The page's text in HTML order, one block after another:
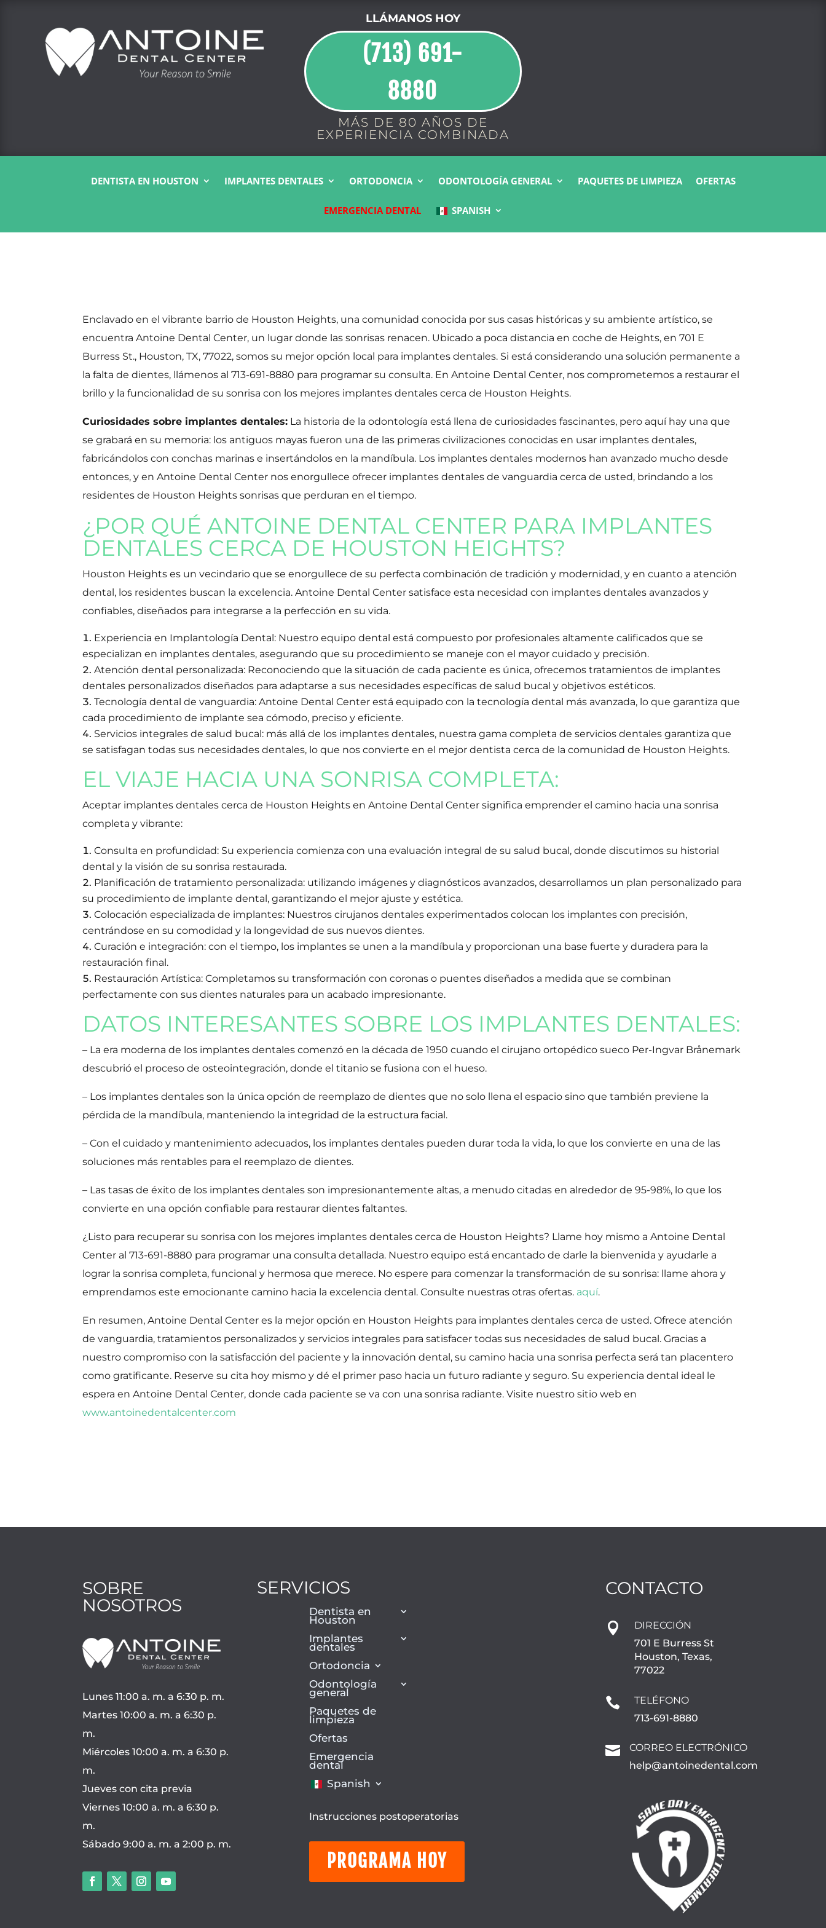
LLÁMANOS HOY
(713) 691-
8880
MÁS DE 80 AÑOS DE
EXPERIENCIA COMBINADA
DENTISTA EN HOUSTON IMPLANTES DENTALES ORTODONCIA ODONTOLOGÍA GENERAL PAQUETES DE LIMPIEZA OFERTAS
EMERGENCIA DENTAL SPANISH
Enclavado en el vibrante barrio de Houston Heights, una comunidad conocida por sus casas históricas y su ambiente artístico, se
encuentra Antoine Dental Center, un lugar donde las sonrisas renacen. Ubicado a poca distancia en coche de Heights, en 701 E
Burress St., Houston, TX, 77022, somos su mejor opción local para implantes dentales. Si está considerando una solución permanente a
la falta de dientes, llámenos al 713-691-8880 para programar su consulta. En Antoine Dental Center, nos comprometemos a restaurar el
brillo y la funcionalidad de su sonrisa con los mejores implantes dentales cerca de Houston Heights.
Curiosidades sobre implantes dentales: La historia de la odontología está llena de curiosidades fascinantes, pero aquí hay una que
se grabará en su memoria: los antiguos mayas fueron una de las primeras civilizaciones conocidas en usar implantes dentales,
fabricándolos con conchas marinas e insertándolos en la mandíbula. Los implantes dentales modernos han avanzado mucho desde
entonces, y en Antoine Dental Center nos enorgullece ofrecer implantes dentales de vanguardia cerca de usted, brindando a los
residentes de Houston Heights sonrisas que perduran en el tiempo.
¿POR QUÉ ANTOINE DENTAL CENTER PARA IMPLANTES
DENTALES CERCA DE HOUSTON HEIGHTS?
Houston Heights es un vecindario que se enorgullece de su perfecta combinación de tradición y modernidad, y en cuanto a atención
dental, los residentes buscan la excelencia. Antoine Dental Center satisface esta necesidad con implantes dentales avanzados y
confiables, diseñados para integrarse a la perfección en su vida.
Experiencia en Implantología Dental: Nuestro equipo dental está compuesto por profesionales altamente calificados que se
especializan en implantes dentales, asegurando que su procedimiento se maneje con el mayor cuidado y precisión.
Atención dental personalizada: Reconociendo que la situación de cada paciente es única, ofrecemos tratamientos de implantes
dentales personalizados diseñados para adaptarse a sus necesidades específicas de salud bucal y objetivos estéticos.
Tecnología dental de vanguardia: Antoine Dental Center está equipado con la tecnología dental más avanzada, lo que garantiza que
cada procedimiento de implante sea cómodo, preciso y eficiente.
Servicios integrales de salud bucal: más allá de los implantes dentales, nuestra gama completa de servicios dentales garantiza que
se satisfagan todas sus necesidades dentales, lo que nos convierte en el mejor dentista cerca de la comunidad de Houston Heights.
EL VIAJE HACIA UNA SONRISA COMPLETA:
Aceptar implantes dentales cerca de Houston Heights en Antoine Dental Center significa emprender el camino hacia una sonrisa
completa y vibrante:
Consulta en profundidad: Su experiencia comienza con una evaluación integral de su salud bucal, donde discutimos su historial
dental y la visión de su sonrisa restaurada.
Planificación de tratamiento personalizada: utilizando imágenes y diagnósticos avanzados, desarrollamos un plan personalizado para
su procedimiento de implante dental, garantizando el mejor ajuste y estética.
Colocación especializada de implantes: Nuestros cirujanos dentales experimentados colocan los implantes con precisión,
centrándose en su comodidad y la longevidad de sus nuevos dientes.
Curación e integración: con el tiempo, los implantes se unen a la mandíbula y proporcionan una base fuerte y duradera para la
restauración final.
Restauración Artística: Completamos su transformación con coronas o puentes diseñados a medida que se combinan
perfectamente con sus dientes naturales para un acabado impresionante.
DATOS INTERESANTES SOBRE LOS IMPLANTES DENTALES:
– La era moderna de los implantes dentales comenzó en la década de 1950 cuando el cirujano ortopédico sueco Per-Ingvar Brånemark
descubrió el proceso de osteointegración, donde el titanio se fusiona con el hueso.
– Los implantes dentales son la única opción de reemplazo de dientes que no solo llena el espacio sino que también previene la
pérdida de la mandíbula, manteniendo la integridad de la estructura facial.
– Con el cuidado y mantenimiento adecuados, los implantes dentales pueden durar toda la vida, lo que los convierte en una de las
soluciones más rentables para el reemplazo de dientes.
– Las tasas de éxito de los implantes dentales son impresionantemente altas, a menudo citadas en alrededor de 95-98%, lo que los
convierte en una opción confiable para restaurar dientes faltantes.
¿Listo para recuperar su sonrisa con los mejores implantes dentales cerca de Houston Heights? Llame hoy mismo a Antoine Dental
Center al 713-691-8880 para programar una consulta detallada. Nuestro equipo está encantado de darle la bienvenida y ayudarle a
lograr la sonrisa completa, funcional y hermosa que merece. No espere para comenzar la transformación de su sonrisa: llame ahora y
emprendamos este emocionante camino hacia la excelencia dental. Consulte nuestras otras ofertas. aquí.
En resumen, Antoine Dental Center es la mejor opción en Houston Heights para implantes dentales cerca de usted. Ofrece atención
de vanguardia, tratamientos personalizados y servicios integrales para satisfacer todas sus necesidades de salud bucal. Gracias a
nuestro compromiso con la satisfacción del paciente y la innovación dental, su camino hacia una sonrisa perfecta será tan placentero
como gratificante. Reserve su cita hoy mismo y dé el primer paso hacia un futuro radiante y seguro. Su experiencia dental ideal le
espera en Antoine Dental Center, donde cada paciente se va con una sonrisa radiante. Visite nuestro sitio web en
www.antoinedentalcenter.com
SOBRE
NOSOTROS
Lunes 11:00 a. m. a 6:30 p. m.
Martes 10:00 a. m. a 6:30 p.
m.
Miércoles 10:00 a. m. a 6:30 p.
m.
Jueves con cita previa
Viernes 10:00 a. m. a 6:30 p.
m.
Sábado 9:00 a. m. a 2:00 p. m.
SERVICIOS
Dentista en
Houston
Implantes
dentales
Ortodoncia
Odontología
general
Paquetes de
limpieza
Ofertas
Emergencia
dental
Spanish
Instrucciones postoperatorias
PROGRAMA HOY
CONTACTO

DIRECCIÓN
701 E Burress St
Houston, Texas,
77022

TELÉFONO
713-691-8880

CORREO ELECTRÓNICO
help@antoinedental.com